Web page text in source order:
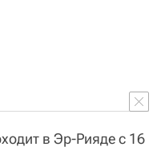
в Эр-Рияде с 16